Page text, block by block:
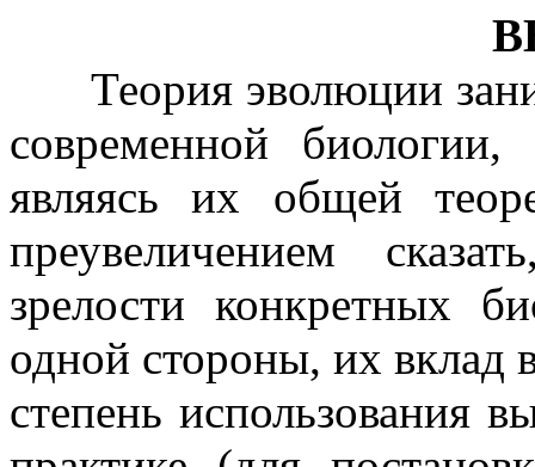
Теория эволюции
современной
являясь их общей
преувеличением
зрелости конкретных
одной стороны, их вклад
степень использования